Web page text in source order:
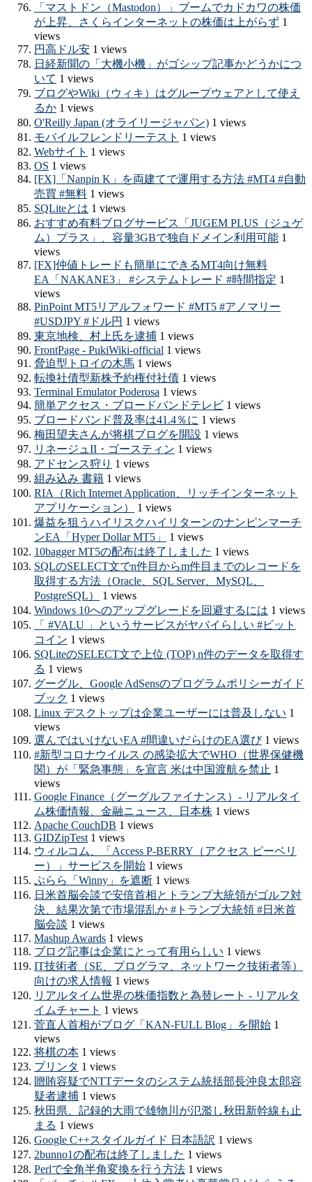
「マストドン（Mastodon）」ブームでカドカワの株価
が上昇、さくらインターネットの株価は上がらず1
views
円高ドル安1 views
日経新聞の「大機小機」がゴシップ記事かどうかにつ
いて 1 views
ブログやWiki（ウィキ）はグループウェアとして使え
るか1 views
O'Reilly Japan (オライリージャパン)1 views
モバイルフレンドリーテスト 1 views
Webサイト 1 views
OS 1 views
[FX]「Nanpin K」を両建てで運用する方法 #MT4 #自動
売買 #無料1 views
SQLiteとは 1 views
おすすめ有料ブログサービス「JUGEM PLUS（ジュゲ
ム）プラス」、容量3GBで独自ドメイン利用可能1
views
[FX]仲値トレードも簡単にできるMT4向け無料
EA「NAKANE3」 #システムトレード #時間指定 1
views
PinPoint MT5リアルフォワード #MT5 #アノマリー
#USDJPY #ドル円 1 views
東京地検、村上氏を逮捕1 views
FrontPage - PukiWiki-official 1 views
脅迫型トロイの木馬1 views
転換社債型新株予約権付社債1 views
Terminal Emulator Poderosa 1 views
簡単アクセス・ブロードバンドテレビ1 views
ブロードバンド普及率は41.4％に 1 views
梅田望夫さんが将棋ブログを開設 1 views
リネージュII・ゴースティン 1 views
アドセンス狩り 1 views
組み込み 書籍1 views
RIA（Rich Internet Application、リッチインターネット
アプリケーション）
1 views
爆益を狙うハイリスクハイリターンのナンピンマーチ
ンEA「Hyper Dollar MT5」
1 views
10bagger MT5の配布は終了しました 1 views
SQLのSELECT文でn件目からm件目までのレコードを
取得する方法（Oracle、SQL Server、MySQL、
PostgreSQL）
1 views
Windows 10へのアップグレードを回避するには 1 views
「 #VALU 」というサービスがヤバイらしい #ビット
コイン 1 views
SQLiteのSELECT文で上位 (TOP) n件のデータを取得す
る 1 views
グーグル、Google AdSensのプログラムポリシーガイド
ブック 1 views
Linux デスクトップは企業ユーザーには普及しない 1
views
選んではいけないEA #間違いだらけのEA選び1 views
#新型コロナウイルス の感染拡大でWHO（世界保健機
関）が「緊急事態」を宣言 米は中国渡航を禁止 1
views
Google Finance（グーグルファイナンス）- リアルタイ
ム株価情報、金融ニュース、日本株1 views
Apache CouchDB 1 views
GIDZipTest1 views
ウィルコム、「Access P-BERRY（アクセス ピーベリ
ー）」サービスを開始1 views
ぷらら「Winny」を遮断1 views
日米首脳会談で安倍首相とトランプ大統領がゴルフ対
決、結果次第で市場混乱か #トランプ大統領 #日米首
脳会談 1 views
Mashup Awards1 views
ブログ記事は企業にとって有用らしい 1 views
IT技術者（SE、プログラマ、ネットワーク技術者等）
向けの求人情報 1 views
リアルタイム世界の株価指数と為替レート - リアルタ
イムチャート 1 views
菅直人首相がブログ「KAN-FULL Blog」を開始1
views
将棋の本1 views
プリンタ 1 views
贈賄容疑でNTTデータのシステム統括部長沖良太郎容
疑者逮捕1 views
秋田県、記録的大雨で雄物川が氾濫し秋田新幹線も止
まる 1 views
Google C++スタイルガイド 日本語訳 1 views
2bunno1の配布は終了しました 1 views
Perlで全角半角変換を行う方法1 views